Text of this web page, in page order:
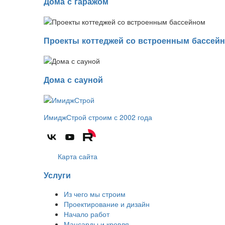
Проекты коттеджей со встроенным
Дома с сауной
ИмиджСтрой строим с 2002 года
Карта сайта
Услуги
Из чего мы строим
Проектирование и дизайн
Начало работ